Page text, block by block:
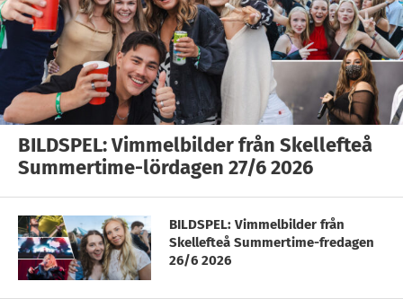
BILDSPEL: Vimmelbilder från Skellefteå
Summertime-lördagen 27/6 2026
BILDSPEL: Vimmelbilder från
Skellefteå Summertime-fredagen
26/6 2026